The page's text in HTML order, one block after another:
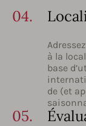
04.
à la
base
de (et
05.